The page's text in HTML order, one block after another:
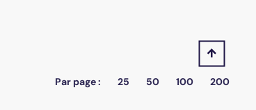
Par page : 25 50 100 200